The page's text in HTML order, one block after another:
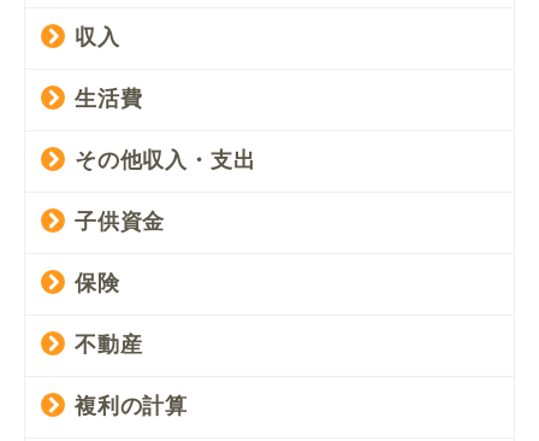
収入
生活費
その他収入・支出
子供資金
保険
不動産
複利の計算